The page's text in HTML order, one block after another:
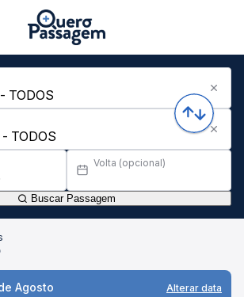
Volta (opcional)
Buscar Passagem
Agosto Alterar data